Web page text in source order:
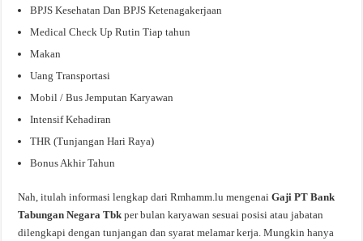
BPJS Kesehatan Dan BPJS Ketenagakerjaan
Medical Check Up Rutin Tiap tahun
Makan
Uang Transportasi
Mobil / Bus Jemputan Karyawan
Intensif Kehadiran
THR (Tunjangan Hari Raya)
Bonus Akhir Tahun
Nah, itulah informasi lengkap dari Rmhamm.lu mengenaiGaji PT Bank
Tabungan Negara Tbkper bulan karyawan sesuai posisi atau jabatan
dilengkapi dengan tunjangan dan syarat melamar kerja. Mungkin hanya